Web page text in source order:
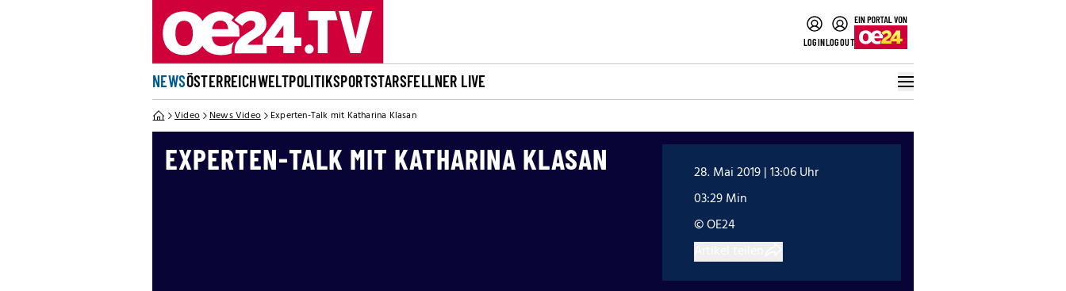
LOGINLOGOUT
NEWSÖSTERREICHWELTPOLITIKSPORTSTARSFELLNER LIVE
Video News Video Experten-Talk mit Katharina Klasan
EXPERTEN-TALK MIT KATHARINA KLASAN
28. Mai 2019 | 13:06 Uhr
03:29 Min
© OE24